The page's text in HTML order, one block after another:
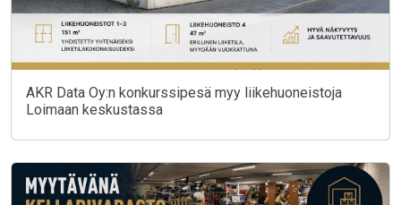
AKR Data Oy:n konkurssipesä myy liikehuoneistoja
Loimaan keskustassa